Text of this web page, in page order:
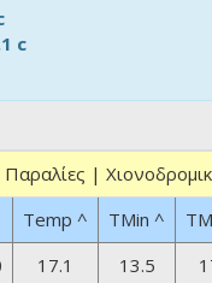
c
Παραλίες |
Temp ^ TMin ^
17.1 13.5